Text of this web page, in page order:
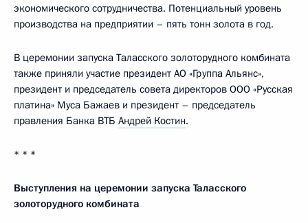
экономического сотрудничества. Потенциальный уровень
производства на предприятии – пять тонн золота в год.
В церемонии запуска Таласского золоторудного комбината
также приняли участие президент АО «Группа Альянс»,
президент и председатель совета директоров ООО «Русская
платина» Муса Бажаев и президент – председатель
правления Банка ВТБ Андрей Костин.
* * *
Выступления на церемонии запуска Таласского
золоторудного комбината